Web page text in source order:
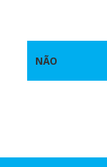
NÃO